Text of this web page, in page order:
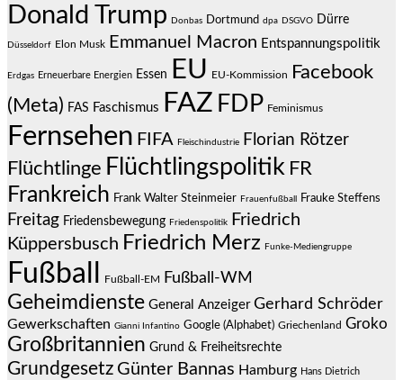
Donald Trump Donbas Dortmund dpa DSGVO Dürre
Düsseldorf Elon Musk Emmanuel Macron Entspannungspolitik
Erdgas Erneuerbare Energien Essen EU EU-Kommission
Facebook
(Meta) FAS Faschismus FAZ FDP Feminismus
Fernsehen FIFA Fleischindustrie Florian Rötzer
Flüchtlinge Flüchtlingspolitik FR
Frankreich Frank Walter Steinmeier Frauenfußball Frauke Steffens
Freitag Friedensbewegung Friedenspolitik
Friedrich
Küppersbusch Friedrich Merz Funke-Mediengruppe
Fußball Fußball-EM Fußball-WM
Geheimdienste General Anzeiger Gerhard Schröder
Gewerkschaften Gianni Infantino Google (Alphabet) Griechenland Groko
Großbritannien Grund & Freiheitsrechte
Grundgesetz Günter Bannas Hamburg Hans Dietrich